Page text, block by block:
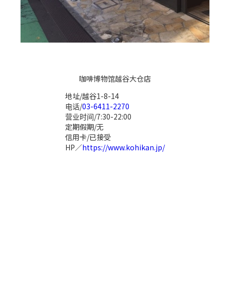
咖啡博物馆越谷大仓店
地址/越谷1-8-14
电话/03-6411-2270
营业时间/7:30-22:00
定期假期/无
信用卡/已接受
HP／https://www.kohikan.jp/